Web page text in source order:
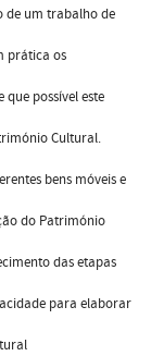
de um trabalho de
prática os
possível este
Cultural.
bens móveis e
do Património
das etapas
para elaborar